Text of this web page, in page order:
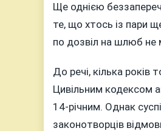
Ще однією
те, що хтось із пари
по дозвіл на шлюб
До речі, кілька років
Цивільним кодексом
14-річним. Однак
законотворців